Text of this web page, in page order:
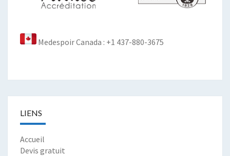
Medespoir Canada : +1 437-880-3675
LIENS
Accueil
Devis gratuit